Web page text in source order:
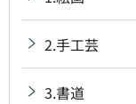
2.手工芸
3.書道